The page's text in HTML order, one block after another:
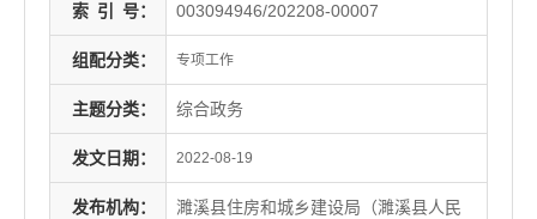
索 引 号： 003094946/202208-00007
组配分类： 专项工作
主题分类： 综合政务
发文日期： 2022-08-19
发布机构：
濉溪县住房和城乡建设局（濉溪县人民